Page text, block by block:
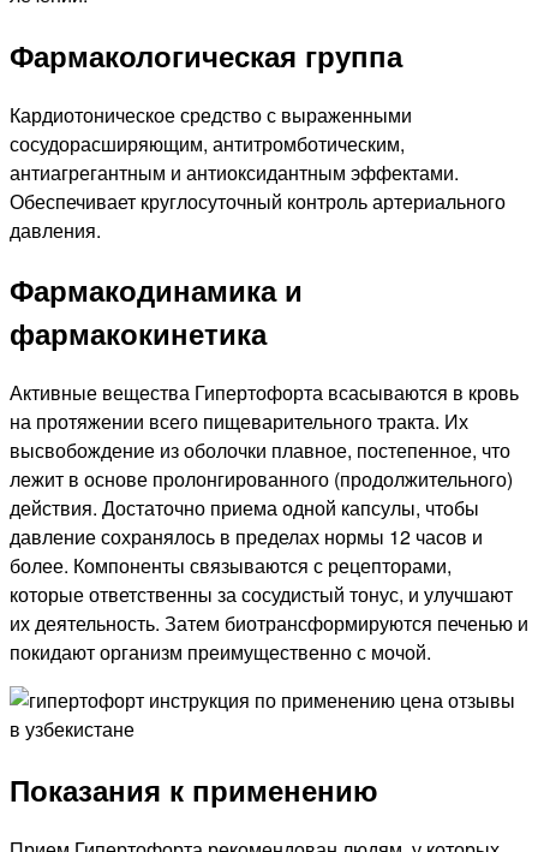
Фармакологическая группа
Кардиотоническое средство с выраженными
сосудорасширяющим, антитромботическим,
антиагрегантным и антиоксидантным эффектами.
Обеспечивает круглосуточный контроль артериального
давления.
Фармакодинамика и
фармакокинетика
Активные вещества Гипертофорта всасываются в кровь
на протяжении всего пищеварительного тракта. Их
высвобождение из оболочки плавное, постепенное, что
лежит в основе пролонгированного (продолжительного)
действия. Достаточно приема одной капсулы, чтобы
давление сохранялось в пределах нормы 12 часов и
более. Компоненты связываются с рецепторами,
которые ответственны за сосудистый тонус, и улучшают
их деятельность. Затем биотрансформируются печенью и
покидают организм преимущественно с мочой.
Показания к применению